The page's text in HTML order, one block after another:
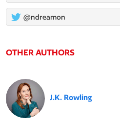
@ndreamon
OTHER AUTHORS
J.K. Rowling